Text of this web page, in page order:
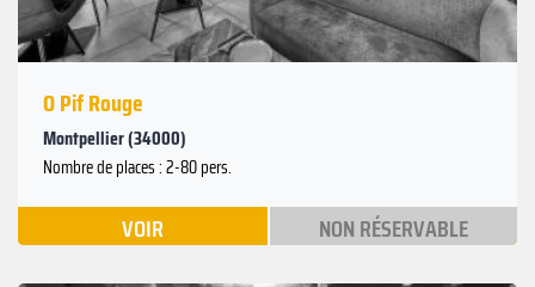
O Pif Rouge
Montpellier (34000)
Nombre de places : 2-80 pers.
VOIR NON RÉSERVABLE